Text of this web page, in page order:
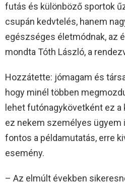
futás és különböző sportok
csupán kedvtelés, hanem
egészséges életmódnak, az
mondta Tóth László, a
Hozzátette: jómagam és
hogy minél többen
lehet futónagykövetként ez a
ez nekem személyes ügyem
fontos a példamutatás, erre
esemény.
– Az elmúlt években